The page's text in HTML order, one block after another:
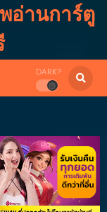
อ่านการ์ตู
DARK?